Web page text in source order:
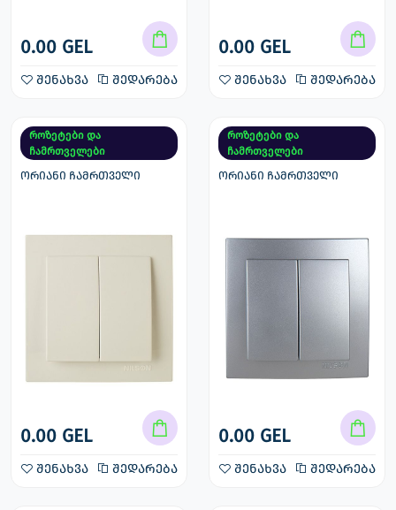
0.00 GEL
შენახვა შედარება
0.00 GEL
შენახვა შედარება
როზეტები და
ჩამრთველები
ორიანი ჩამრთველი
0.00 GEL
შენახვა შედარება
როზეტები და
ჩამრთველები
ორიანი ჩამრთველი
0.00 GEL
შენახვა შედარება